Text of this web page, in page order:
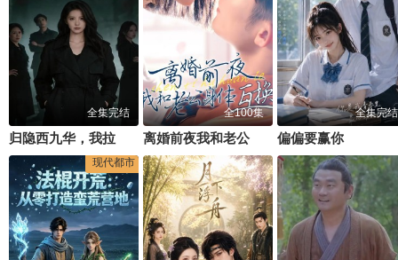
全集完结 全100集
离婚前夜我和老公身体互换了
全集完结
偏偏要赢你
现代都市